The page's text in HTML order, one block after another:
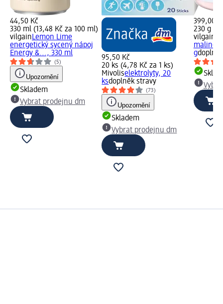
44,50 Kč
330 ml (13,48 Kč za 100 ml)
vilgainLemon Lime
energetický sycený nápoj
Energy &..., 330 ml
(5)
Upozornění
Skladem
Vybrat prodejnu dm
95,50 Kč
20 ks (4,78 Kč za 1 ks)
Mivoliselektrolyty, 20
ksdoplněk stravy
(73)
Upozornění
Skladem
Vybrat prodejnu dm
399,00
230 g
vilgain
g